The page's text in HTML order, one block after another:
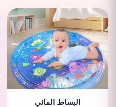
البساط المائي